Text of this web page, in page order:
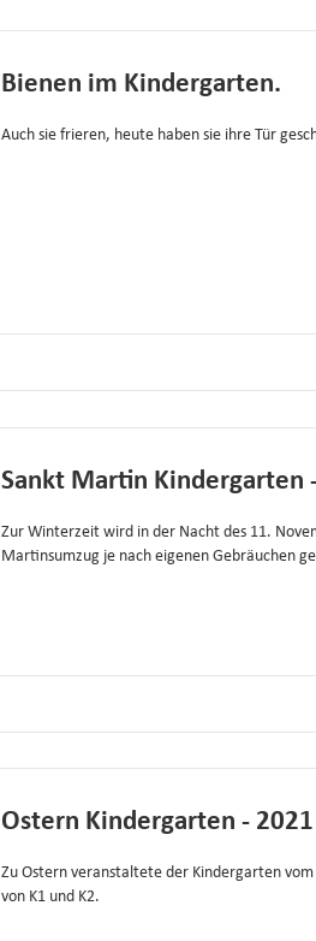
Bienen im Kindergarten.
Auch sie frieren, heute haben sie ihre Tür
Sankt Martin Kindergarten
Zur Winterzeit wird in der Nacht des 11.
Martinsumzug je nach eigenen Gebräuchen
Ostern Kindergarten - 2021
Zu Ostern veranstaltete der Kindergarten
von K1 und K2.